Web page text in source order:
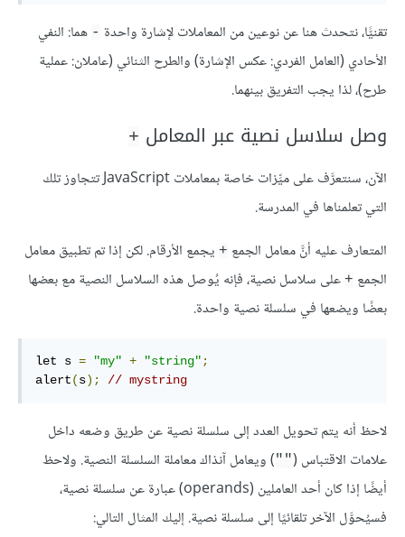
تقنيًّا، نتحدث هنا عن نوعين من المعاملات لإشارة واحدة - هما: النفي
الأحادي (العامل الفردي: عكس الإشارة) والطرح الثنائي (عاملان: عملية
طرح)، لذا يجب التفريق بينهما.
وصل سلاسل نصية عبر المعامل +
الآن، سنتعرَّف على ميِّزات خاصة بمعاملات JavaScript تتجاوز تلك
التي تعلمناها في المدرسة.
المتعارف عليه أنَّ معامل الجمع + يجمع الأرقام. لكن إذا تم تطبيق معامل
الجمع + على سلاسل نصية، فإنه يُوصل هذه السلاسل النصية مع بعضها
بعضًا ويضعها في سلسلة نصية واحدة.
let s = "my" + "string";
alert(s); // mystring
لاحظ أنه يتم تحويل العدد إلى سلسلة نصية عن طريق وضعه داخل
علامات الاقتباس ("") ويعامل آنذاك معاملة السلسلة النصية. ولاحظ
أيضًا إذا كان أحد العاملين (operands) عبارة عن سلسلة نصية،
فسيُحوَّل الآخر تلقائيًا إلى سلسلة نصية. إليك المثال التالي: